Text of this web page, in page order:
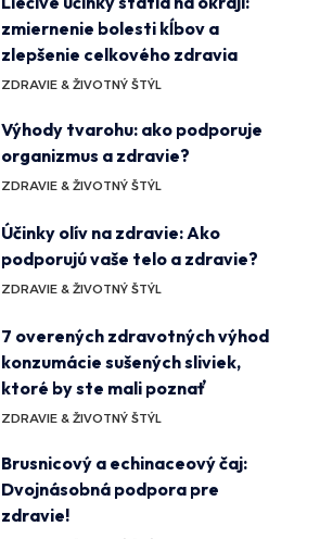
zmiernenie bolesti kĺbov a
zlepšenie celkového zdravia
ZDRAVIE & ŽIVOTNÝ ŠTÝL
Výhody tvarohu: ako podporuje
organizmus a zdravie?
ZDRAVIE & ŽIVOTNÝ ŠTÝL
Účinky olív na zdravie: Ako
podporujú vaše telo a zdravie?
ZDRAVIE & ŽIVOTNÝ ŠTÝL
7 overených zdravotných výhod
konzumácie sušených sliviek,
ktoré by ste mali poznať
ZDRAVIE & ŽIVOTNÝ ŠTÝL
Brusnicový a echinaceový čaj:
Dvojnásobná podpora pre
zdravie!